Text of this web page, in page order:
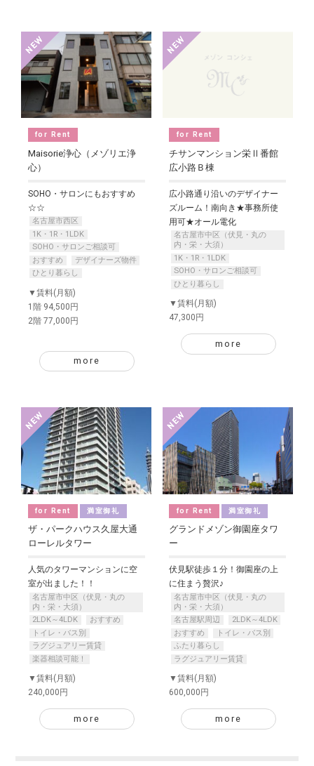
for Rent
Maisorie浄心（メゾリエ浄
心）
SOHO・サロンにもおすすめ
☆☆
名古屋市西区
1K・1R・1LDK
SOHO・サロンご相談可
おすすめ
デザイナーズ物件
ひとり暮らし
▼賃料(月額)
1階 94,500円
2階 77,000円
more
for Rent
チサンマンション栄Ⅱ番館
広小路Ｂ棟
広小路通り沿いのデザイナー
ズルーム！南向き★事務所使
用可★オール電化
名古屋市中区（伏見・丸の
内・栄・大須）
1K・1R・1LDK
SOHO・サロンご相談可
ひとり暮らし
▼賃料(月額)
47,300円
more
for Rent 満室御礼
ザ・パークハウス久屋大通
ローレルタワー
人気のタワーマンションに空
室が出ました！！
名古屋市中区（伏見・丸の
内・栄・大須）
2LDK～4LDK
おすすめ
トイレ・バス別
ラグジュアリー賃貸
楽器相談可能！
▼賃料(月額)
240,000円
more
for Rent 満室御礼
グランドメゾン御園座タワ
ー
伏見駅徒歩１分！御園座の上
に住まう贅沢♪
名古屋市中区（伏見・丸の
内・栄・大須）
名古屋駅周辺
2LDK～4LDK
おすすめ
トイレ・バス別
ふたり暮らし
ラグジュアリー賃貸
▼賃料(月額)
600,000円
more